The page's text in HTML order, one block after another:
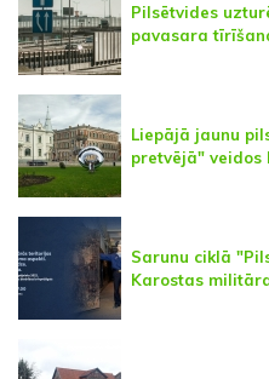
Pilsētvides
pavasara
Liepājā jaunu
pretvējā" veidos
Sarunu ciklā
Karostas